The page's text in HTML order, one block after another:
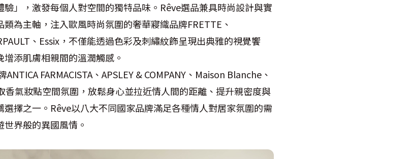
」，激發每個人對空間的獨特品味。Rêve選品兼具時尚設計與實
為主軸，注入歐風時尚氛圍的奢華寢織品牌FRETTE、
、Essix，不僅能透過色彩及刺繡紋飾呈現出典雅的視覺饗
添肌膚相親間的溫潤觸感。
FARMACISTA、APSLEY & COMPANY、Maison Blanche、
香氣妝點空間氛圍，放鬆身心並拉近情人間的距離、提升親密度與
擇之一。Rêve以八大不同國家品牌滿足各種情人對居家氛圍的需
界般的異國風情。